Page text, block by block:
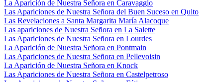
La Aparición de Nuestra Señora en Caravaggio
Las Apariciones de Nuestra Señora del Buen Suceso en Quito
Las Revelaciones a Santa Margarita María Alacoque
Las apariciones de Nuestra Señora en La Salette
Las Apariciones de Nuestra Señora en Lourdes
La Aparición de Nuestra Señora en Pontmain
Las Apariciones de Nuestra Señora en Pellevoisin
La Aparición de Nuestra Señora en Knock
Las Apariciones de Nuestra Señora en Castelpetroso